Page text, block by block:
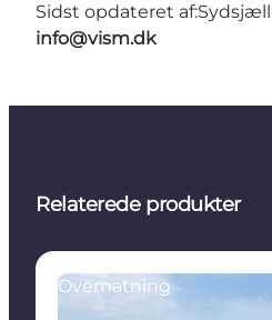
Sidst opdateret af:
info@vism.dk
Relaterede produkter
Overnatning